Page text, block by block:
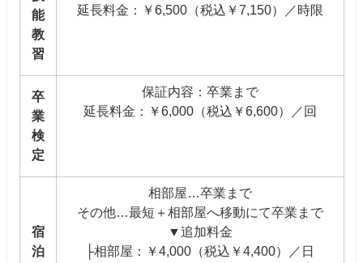
能
教
習
延長料金：￥6,500（税込￥7,150）／時限
卒
業
検
定
保証内容：卒業まで
延長料金：￥6,000（税込￥6,600）／回
宿
泊
相部屋…卒業まで
その他…最短＋相部屋へ移動にて卒業まで
▼追加料金
├相部屋：￥4,000（税込￥4,400）／日